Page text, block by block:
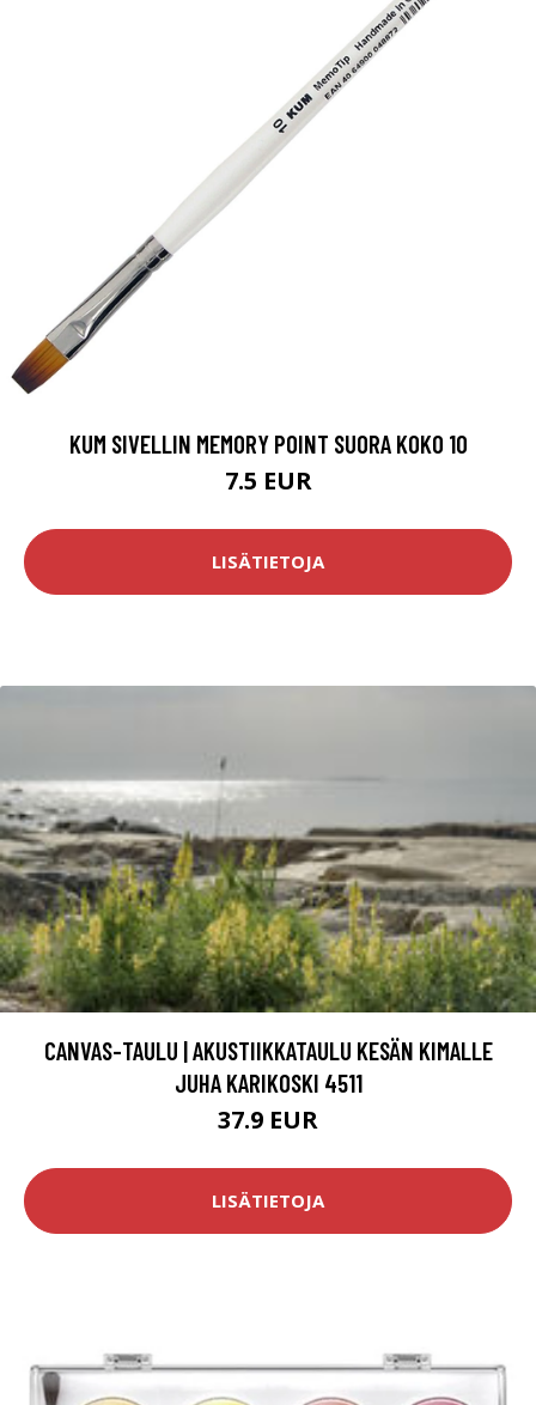
KUM SIVELLIN MEMORY POINT SUORA KOKO 10
7.5 EUR
LISÄTIETOJA
CANVAS-TAULU | AKUSTIIKKATAULU KESÄN KIMALLE
JUHA KARIKOSKI 4511
37.9 EUR
LISÄTIETOJA